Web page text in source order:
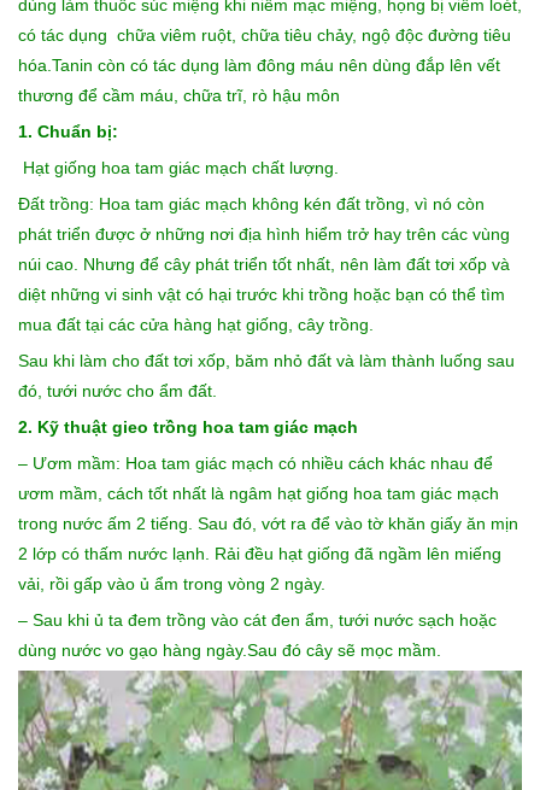
dùng làm thuốc súc miệng khi niêm mạc miệng, họng bị viêm loét,
có tác dụng chữa viêm ruột, chữa tiêu chảy, ngộ độc đường tiêu
hóa.Tanin còn có tác dụng làm đông máu nên dùng đắp lên vết
thương để cầm máu, chữa trĩ, rò hậu môn
1. Chuẩn bị:
Hạt giống hoa tam giác mạch chất lượng
Đất trồng: Hoa tam giác mạch không kén đất trồng, vì nó còn
phát triển được ở những nơi địa hình hiểm trở hay trên các vùng
núi cao. Nhưng để cây phát triển tốt nhất, nên làm đất tơi xốp và
diệt những vi sinh vật có hại trước khi trồng hoặc bạn có thể tìm
mua đất tại các cửa hàng hạt giống, cây trồng.
Sau khi làm cho đất tơi xốp, băm nhỏ đất và làm thành luống sau
đó, tưới nước cho ẩm đất.
2. Kỹ thuật gieo trồng hoa tam giác mạch
– Ươm mầm: Hoa tam giác mạch có nhiều cách khác nhau để
ươm mầm, cách tốt nhất là ngâm hạt giống hoa tam giác mạch
trong nước ấm 2 tiếng. Sau đó, vớt ra để vào tờ khăn giấy ăn mịn
2 lớp có thấm nước lạnh. Rải đều hạt giống đã ngầm lên miếng
vải, rồi gấp vào ủ ẩm trong vòng 2 ngày.
– Sau khi ủ ta đem trồng vào cát đen ẩm, tưới nước sạch hoặc
dùng nước vo gạo hàng ngày.Sau đó cây sẽ mọc mầm.